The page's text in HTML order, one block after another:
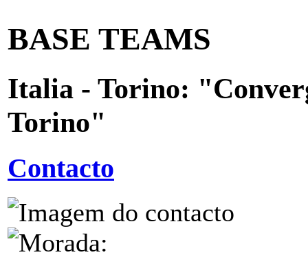
BASE TEAMS
Italia - Torino:
Torino"
Contacto